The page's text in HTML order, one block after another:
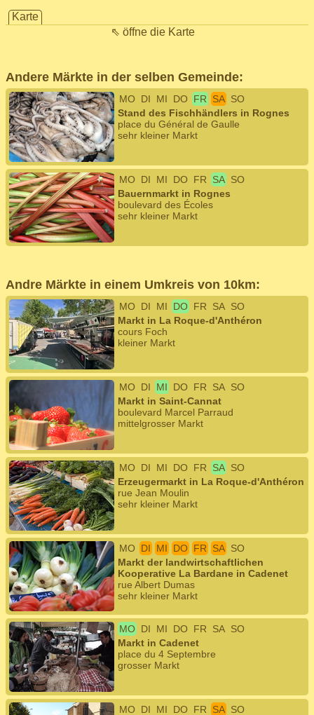
Karte
⇖ öffne die Karte
Andere Märkte in der selben Gemeinde:
MO DI MI DO FR SA SO
Stand des Fischhändlers in Rognes
place du Général de Gaulle
sehr kleiner Markt
MO DI MI DO FR SA SO
Bauernmarkt in Rognes
boulevard des Écoles
sehr kleiner Markt
Andre Märkte in einem Umkreis von 10km:
MO DI MI DO FR SA SO
Markt in La Roque-d'Anthéron
cours Foch
kleiner Markt
MO DI MI DO FR SA SO
Markt in Saint-Cannat
boulevard Marcel Parraud
mittelgrosser Markt
MO DI MI DO FR SA SO
Erzeugermarkt in La Roque-d'Anthéron
rue Jean Moulin
sehr kleiner Markt
MO DI MI DO FR SA SO
Markt der landwirtschaftlichen
Kooperative La Bardane in Cadenet
rue Albert Dumas
sehr kleiner Markt
MO DI MI DO FR SA SO
Markt in Cadenet
place du 4 Septembre
grosser Markt
MO DI MI DO FR SA SO